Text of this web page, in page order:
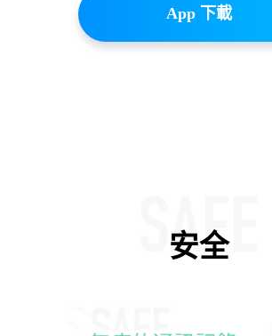
App 下載
安全